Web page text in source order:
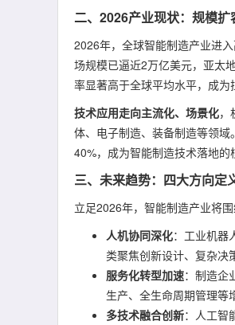
二、2026产业现状：规模
2026年，全球智能制造产业进
场规模已逼近2万亿美元，亚太
率显著高于全球平均水平，成为
技术应用走向主流化、场景化，
体、电子制造、装备制造等领
40%，成为智能制造技术落地的
三、未来趋势：四大方向定
立足2026年，智能制造产业将
人机协同深化：工业机器
类聚焦创新设计、复杂决
服务化转型加速：制造企
生产、全生命周期管理等
多技术融合创新：人工智